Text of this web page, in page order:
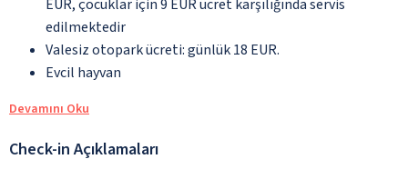
EUR, çocuklar için 9 EUR ücret karşılığında servis
edilmektedir
Valesiz otopark ücreti: günlük 18 EUR.
Evcil hayvan
Devamını Oku
Check-in Açıklamaları